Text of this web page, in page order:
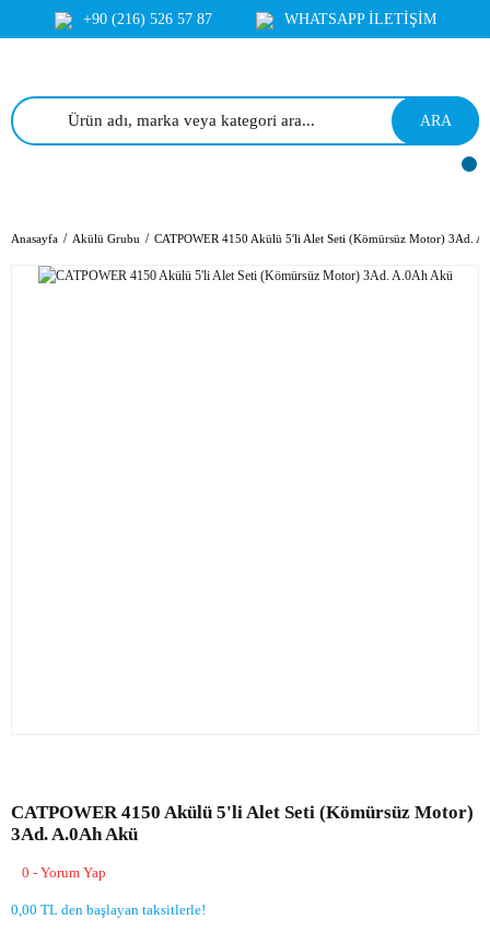
+90 (216) 526 57 87 WHATSAPP İLETİŞİM
ARA
Anasayfa Akülü Grubu CATPOWER 4150 Akülü 5'li Alet Seti (Kömürsüz Motor) 3Ad.
CATPOWER 4150 Akülü 5'li Alet Seti (Kömürsüz Motor)
3Ad. A.0Ah Akü
0 - Yorum Yap
0,00 TL den başlayan taksitlerle!